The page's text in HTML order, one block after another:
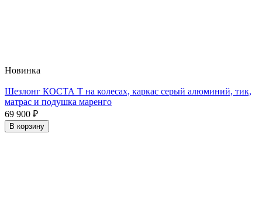
Новинка
Шезлонг КОСТА Т на колесах, каркас серый алюминий, тик,
матрас и подушка маренго
69 900 ₽
В корзину